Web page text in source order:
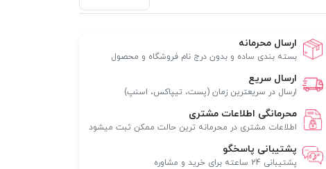
ارسال محرمانه
بسته بندی ساده و بدون درج نام فروشگاه و محصول
ارسال سریع
ارسال در سریعترین زمان (پست، تیپاکس، اسنپ)
محرمانگی اطلاعات مشتری
اطلاعات مشتری در محرمانه ترین حالت ممکن ثبت میشود
پشتیبانی پاسخگو
پشتیبانی 24 ساعته برای خرید و مشاوره